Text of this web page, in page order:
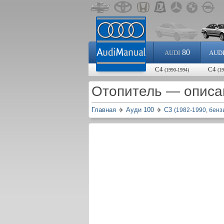
AUDI80 AUDI
С4 (1990-1994) С4
Отопитель —
Главная Ауди 100 С3 (1982-1990,